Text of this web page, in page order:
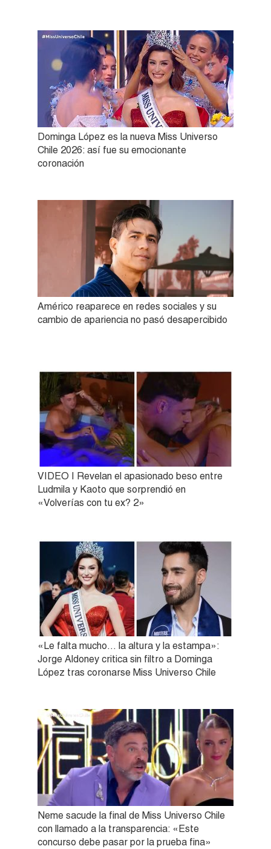
Dominga López es la nueva Miss Universo
Chile 2026: así fue su emocionante
coronación
Américo reaparece en redes sociales y su
cambio de apariencia no pasó desapercibido
VIDEO | Revelan el apasionado beso entre
Ludmila y Kaoto que sorprendió en
«Volverías con tu ex? 2»
«Le falta mucho… la altura y la estampa»:
Jorge Aldoney critica sin filtro a Dominga
López tras coronarse Miss Universo Chile
Neme sacude la final de Miss Universo Chile
con llamado a la transparencia: «Este
concurso debe pasar por la prueba fina»